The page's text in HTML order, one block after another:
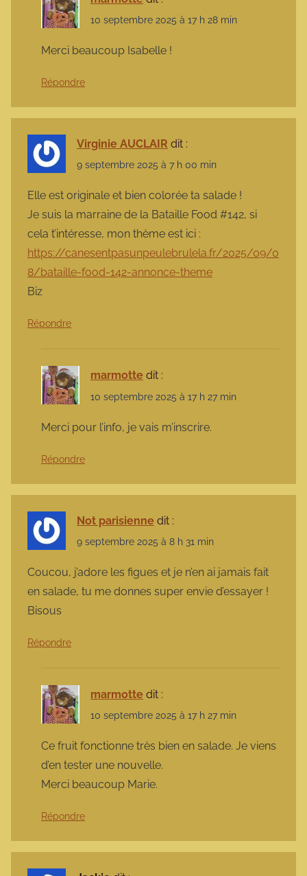
10 septembre 2025 à 17 h 28 min
Merci beaucoup Isabelle !
Répondre
Virginie AUCLAIR dit :
9 septembre 2025 à 7 h 00 min
Elle est originale et bien colorée ta salade !
Je suis la marraine de la Bataille Food #142, si
cela t’intéresse, mon thème est ici :
https://canesentpasunpeulebrulela.fr/2025/09/0
8/bataille-food-142-annonce-theme
Biz
Répondre
marmotte dit :
10 septembre 2025 à 17 h 27 min
Merci pour l’info, je vais m’inscrire.
Répondre
Not parisienne dit :
9 septembre 2025 à 8 h 31 min
Coucou, j’adore les figues et je n’en ai jamais fait
en salade, tu me donnes super envie d’essayer !
Bisous
Répondre
marmotte dit :
10 septembre 2025 à 17 h 27 min
Ce fruit fonctionne très bien en salade. Je viens
d’en tester une nouvelle.
Merci beaucoup Marie.
Répondre